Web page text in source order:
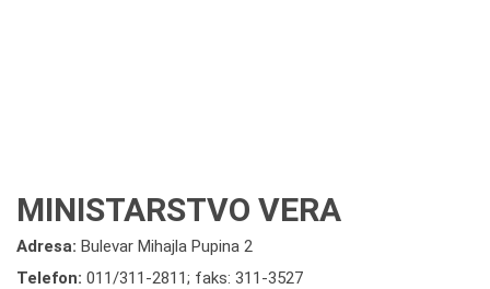
MINISTARSTVO VERA
Adresa: Bulevar Mihajla Pupina 2
Telefon: 011/311-2811; faks: 311-3527